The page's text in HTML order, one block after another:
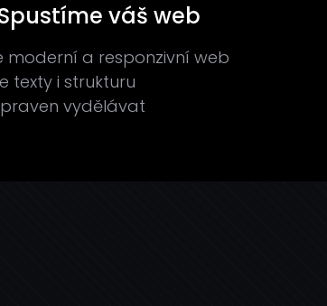
váš web
moderní a responzivní web
texty i strukturu
vydělávat